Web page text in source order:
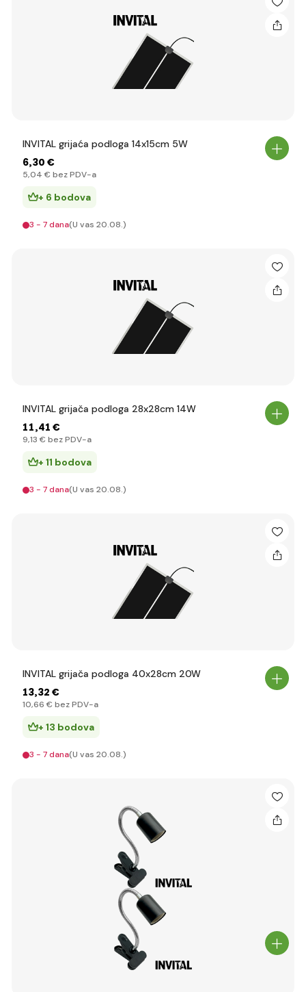
INVITAL grijaća podloga 14x15cm 5W
6,30 €
5,04 € bez PDV-a
+ 6 bodova
3 - 7 dana(U vas 20.08.)
INVITAL grijača podloga 28x28cm 14W
11,41 €
9,13 € bez PDV-a
+ 11 bodova
3 - 7 dana(U vas 20.08.)
INVITAL grijača podloga 40x28cm 20W
13,32 €
10,66 € bez PDV-a
+ 13 bodova
3 - 7 dana(U vas 20.08.)